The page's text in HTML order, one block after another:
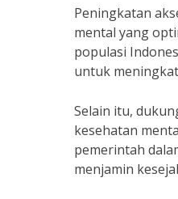
Peningkatan
mental yang
populasi
untuk
Selain itu,
kesehatan
pemerintah
menjamin